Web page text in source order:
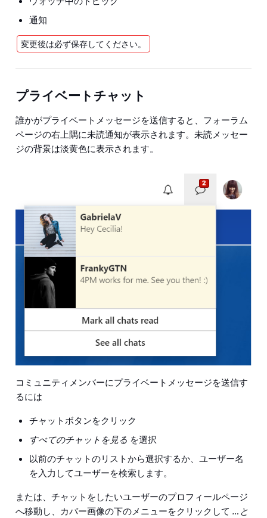
通知
変更後は必ず保存してください。
プライベートチャット
誰かがプライベートメッセージを送信すると、フォーラム
ページの右上隅に未読通知が表示されます。未読メッセー
ジの背景は淡黄色に表示されます。
コミュニティメンバーにプライベートメッセージを送信す
るには
チャットボタンをクリック
すべてのチャットを見る を選択
以前のチャットのリストから選択するか、ユーザー名
を入力してユーザーを検索します。
または、チャットをしたいユーザーのプロフィールページ
へ移動し、カバー画像の下のメニューをクリックして …と